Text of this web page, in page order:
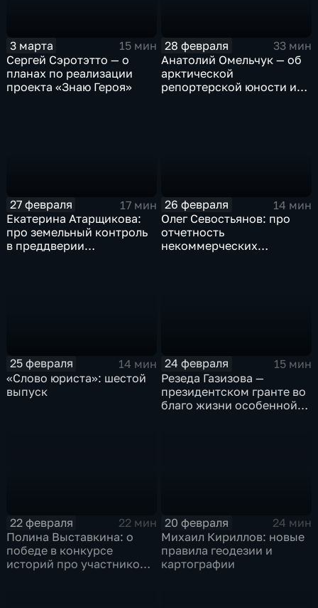
3 марта
15 мин
Сергей Сэротэтто — о
планах по реализации
проекта «Знаю Героя»
28 февраля
33 мин
Анатолий Омельчук — об
арктической
репортерской юности и
27 февраля
17 мин
Екатерина Атарщикова:
про земельный контроль
в преддверии
26 февраля
14 мин
Олег Севостьянов: про
отчетность
некоммерческих
25 февраля
14 мин
«Слово юриста»: шестой
выпуск
24 февраля
15 мин
Резеда Газизова —
президентском гранте во
благо жизни особенной
22 февраля
22 мин
Полина Выставкина: о
победе в конкурсе
историй про участников
20 февраля
24 мин
Михаил Кириллов: новые
правила геодезии и
картографии